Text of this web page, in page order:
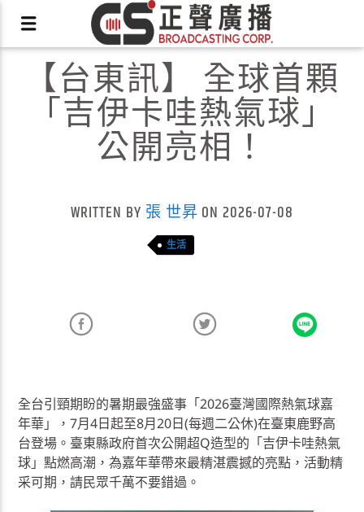
【台東訊】 全球首顆
「吉伊卡哇熱氣球」
公開亮相！
WRITTEN BY 張 世昇 ON 2026-07-08
生活
全台引頸期盼的暑期最強盛事「2026臺灣國際熱氣球嘉
年華」，7月4日起至8月20日(每週二公休)在臺東鹿野高
台登場。臺東縣政府首次公開超Q造型的「吉伊卡哇熱氣
球」點燃高潮，為嘉年華帶來最精湛震撼的亮點，活動精
采可期，請民眾千萬不要錯過。